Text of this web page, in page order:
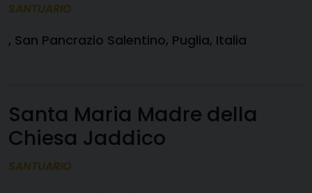
SANTUARIO
, San Pancrazio Salentino, Puglia, Italia
Santa Maria Madre della
Chiesa Jaddico
SANTUARIO